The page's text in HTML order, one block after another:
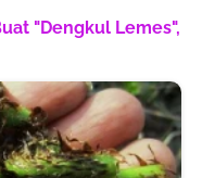
"Dengkul Lemes",